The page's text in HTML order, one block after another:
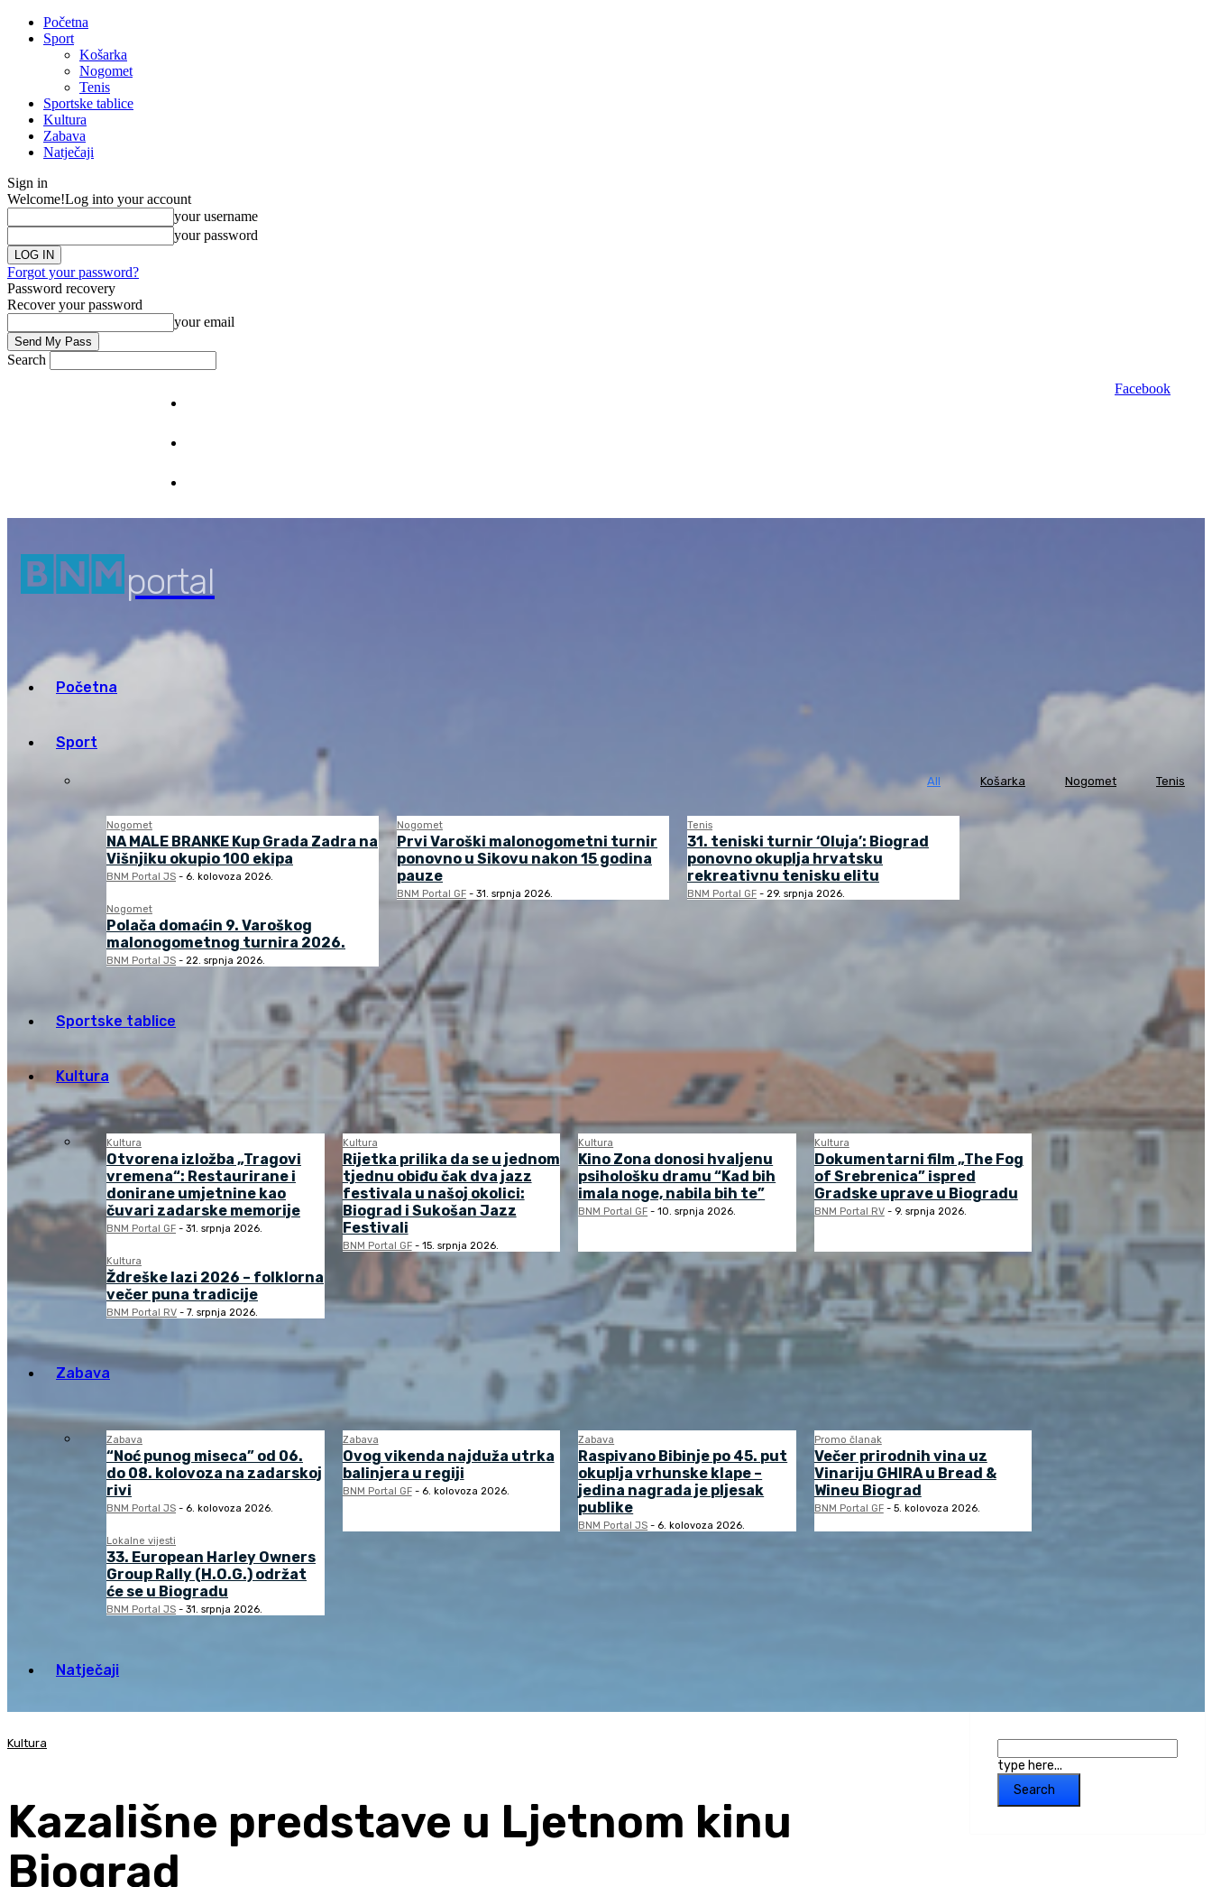
Početna
Sport
Košarka
Nogomet
Tenis
Sportske tablice
Kultura
Zabava
Natječaji
Sign in
Welcome!Log into your account
your username
your password
Forgot your password?
Password recovery
Recover your password
your email
Search
Facebook
portal
Početna
Sport
All Košarka Nogomet Tenis
Nogomet
NA MALE BRANKE Kup Grada Zadra na
Višnjiku okupio 100 ekipa
BNM Portal JS - 6. kolovoza 2026.
Nogomet
Prvi Varoški malonogometni turnir
ponovno u Sikovu nakon 15 godina
pauze
BNM Portal GF - 31. srpnja 2026.
Tenis
31. teniski turnir ‘Oluja’: Biograd
ponovno okuplja hrvatsku
rekreativnu tenisku elitu
BNM Portal GF - 29. srpnja 2026.
Nogomet
Polača domaćin 9. Varoškog
malonogometnog turnira 2026.
BNM Portal JS - 22. srpnja 2026.
Sportske tablice
Kultura
Kultura
Otvorena izložba „Tragovi
vremena“: Restaurirane i
donirane umjetnine kao
čuvari zadarske memorije
BNM Portal GF - 31. srpnja 2026.
Kultura
Rijetka prilika da se u jednom
tjednu obiđu čak dva jazz
festivala u našoj okolici:
Biograd i Sukošan Jazz
Festivali
BNM Portal GF - 15. srpnja 2026.
Kultura
Kino Zona donosi hvaljenu
psihološku dramu “Kad bih
imala noge, nabila bih te”
BNM Portal GF - 10. srpnja 2026.
Kultura
Dokumentarni film „The Fog
of Srebrenica” ispred
Gradske uprave u Biogradu
BNM Portal RV - 9. srpnja 2026.
Kultura
Ždreške lazi 2026 – folklorna
večer puna tradicije
BNM Portal RV - 7. srpnja 2026.
Zabava
Zabava
“Noć punog miseca” od 06.
do 08. kolovoza na zadarskoj
rivi
BNM Portal JS - 6. kolovoza 2026.
Zabava
Ovog vikenda najduža utrka
balinjera u regiji
BNM Portal GF - 6. kolovoza 2026.
Zabava
Raspivano Bibinje po 45. put
okuplja vrhunske klape –
jedina nagrada je pljesak
publike
BNM Portal JS - 6. kolovoza 2026.
Promo članak
Večer prirodnih vina uz
Vinariju GHIRA u Bread &
Wineu Biograd
BNM Portal GF - 5. kolovoza 2026.
Lokalne vijesti
33. European Harley Owners
Group Rally (H.O.G.) održat
će se u Biogradu
BNM Portal JS - 31. srpnja 2026.
Natječaji
type here...
Search
Kultura
Kazališne predstave u Ljetnom kinu
Biograd